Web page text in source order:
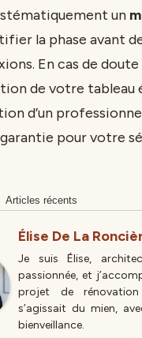
un
la phase avant
En cas de doute
de votre tableau
d’un
pour votre
Articles récents
Élise De La
Je suis Élise,
passionnée, et
projet de
s’agissait du mien,
bienveillance.